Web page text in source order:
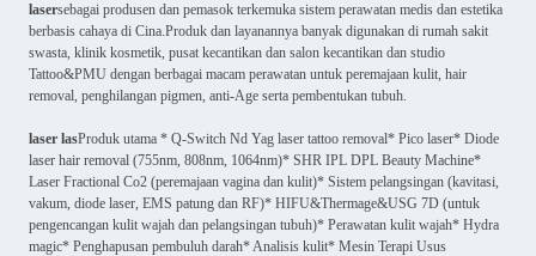
lasersebagai produsen dan pemasok terkemuka sistem perawatan medis dan estetika
berbasis cahaya di Cina.Produk dan layanannya banyak digunakan di rumah sakit
swasta, klinik kosmetik, pusat kecantikan dan salon kecantikan dan studio
Tattoo&PMU dengan berbagai macam perawatan untuk peremajaan kulit, hair
removal, penghilangan pigmen, anti-Age serta pembentukan tubuh.
laser lasProduk utama * Q-Switch Nd Yag laser tattoo removal* Pico laser* Diode
laser hair removal (755nm, 808nm, 1064nm)* SHR IPL DPL Beauty Machine*
Laser Fractional Co2 (peremajaan vagina dan kulit)* Sistem pelangsingan (kavitasi,
vakum, diode laser, EMS patung dan RF)* HIFU&Thermage&USG 7D (untuk
pengencangan kulit wajah dan pelangsingan tubuh)* Perawatan kulit wajah* Hydra
magic* Penghapusan pembuluh darah* Analisis kulit* Mesin Terapi Usus